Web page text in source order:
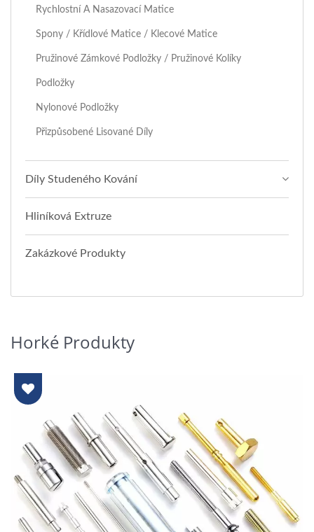
Rychlostní A Nasazovací Matice
Spony / Křídlové Matice / Klecové Matice
Pružinové Zámkové Podložky / Pružinové Kolíky
Podložky
Nylonové Podložky
Přizpůsobené Lisované Díly
Díly Studeného Kování
Hliníková Extruze
Zakázkové Produkty
Horké Produkty